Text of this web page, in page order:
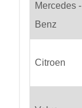
Mercedes -
Benz
Citroen